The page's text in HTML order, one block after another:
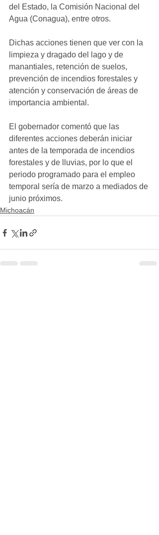
del Estado, la Comisión Nacional del
Agua (Conagua), entre otros.
Dichas acciones tienen que ver con la
limpieza y dragado del lago y de
manantiales, retención de suelos,
prevención de incendios forestales y
atención y conservación de áreas de
importancia ambiental.
El gobernador comentó que las
diferentes acciones deberán iniciar
antes de la temporada de incendios
forestales y de lluvias, por lo que el
periodo programado para el empleo
temporal sería de marzo a mediados de
junio próximos.
Michoacán